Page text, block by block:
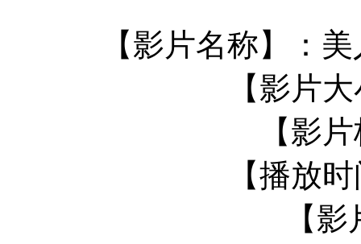
【影片名称】：
【影片
【影
【播放
【